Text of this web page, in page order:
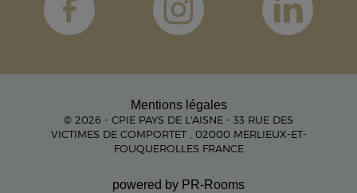
Mentions légales
© 2026 - CPIE PAYS DE L'AISNE - 33 RUE DES
VICTIMES DE COMPORTET , 02000 MERLIEUX-ET-
FOUQUEROLLES FRANCE
powered by PR-Rooms